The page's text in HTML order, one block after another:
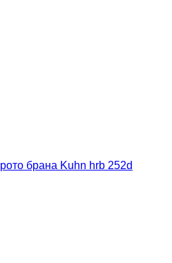
рото брана Kuhn hrb 252d